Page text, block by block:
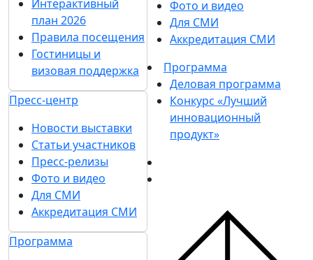
Интерактивный
план 2026
Правила посещения
Гостиницы и
визовая поддержка
Пресс-центр
Новости выставки
Статьи участников
Пресс-релизы
Фото и видео
Для СМИ
Аккредитация СМИ
Программа
Фото и видео
Для СМИ
Аккредитация СМИ
Программа
Деловая программа
Конкурс «Лучший
инновационный
продукт»